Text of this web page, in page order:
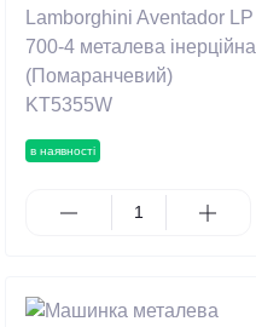
в наявності